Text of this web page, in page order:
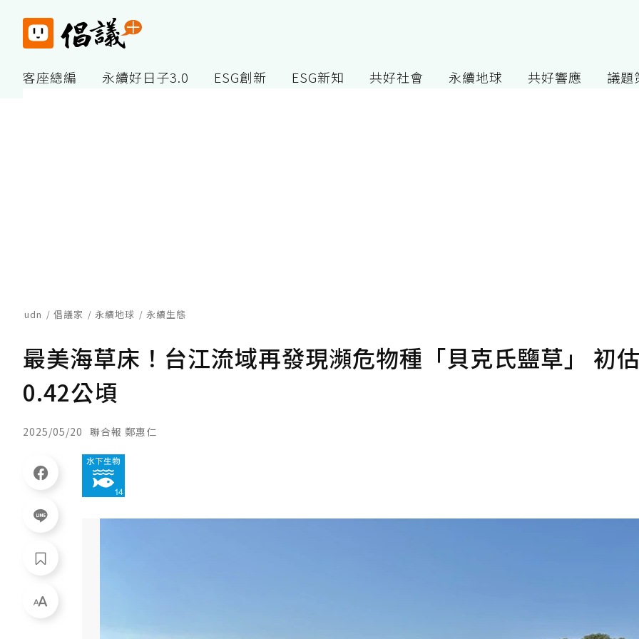
客座總編 永續好日子3.0 ESG創新 ESG新知 共好社會 永續地球 共好響應 議題
udn 倡議家 永續地球 永續生態
最美海草床！台江流域再發現瀕危物種「貝克氏鹽草」 初
0.42公頃
2025/05/20 聯合報 鄭惠仁